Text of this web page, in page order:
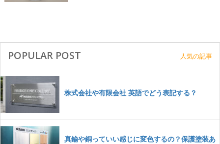
POPULAR POST 人気の記事